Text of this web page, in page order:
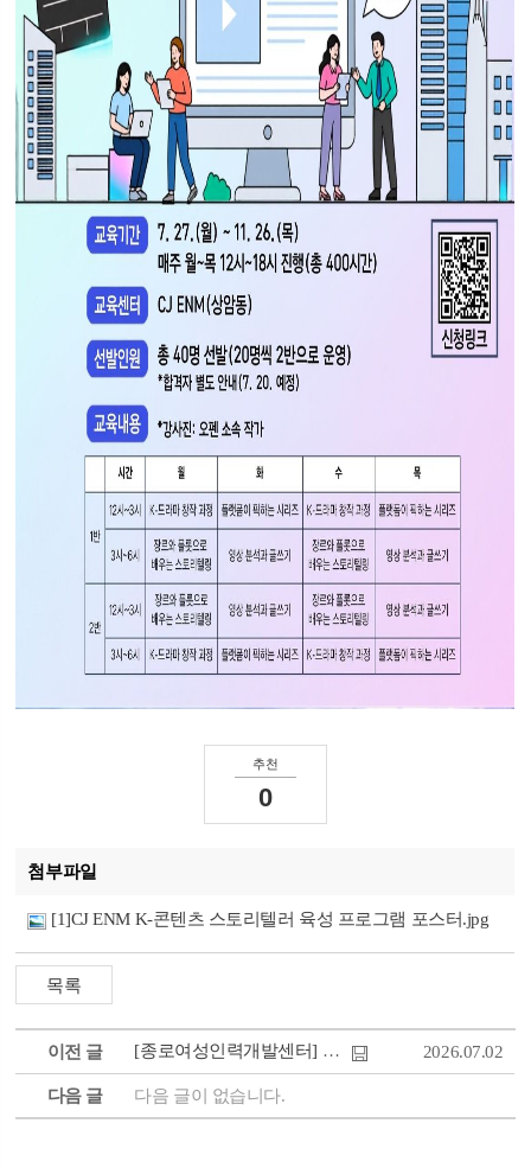
추천
0
첨부파일
[1]CJ ENM K-콘텐츠 스토리텔러 육성 프로그램 포스터.jpg
이전 글 [종로여성인력개발센터] 고용노동부 「미래내일 일경험 인턴형 프로그램」 참여청년 ... 2026.07.02
다음 글 다음 글이 없습니다.